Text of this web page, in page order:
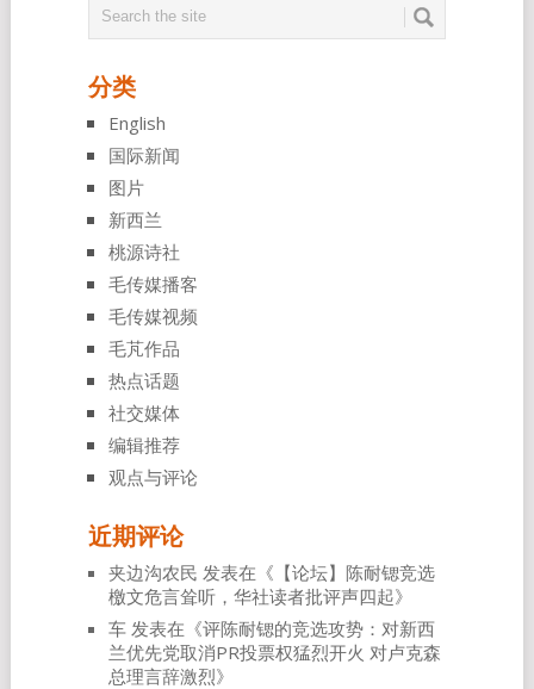
分类
English
国际新闻
图片
新西兰
桃源诗社
毛传媒播客
毛传媒视频
毛芃作品
热点话题
社交媒体
编辑推荐
观点与评论
近期评论
夹边沟农民 发表在《 【论坛】陈耐锶竞选
檄文危言耸听，华社读者批评声四起》
车发表在《评陈耐锶的竞选攻势：对新西
兰优先党取消PR投票权猛烈开火 对卢克森
总理言辞激烈》